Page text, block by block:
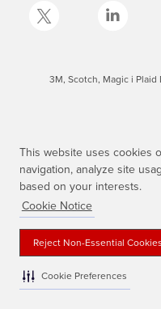
This website uses cookies
navigation, analyze site
based on your interests.
Cookie Notice
Reject Non-Essential Cookies
Cookie Preferences
3M, Scotch, Magic i